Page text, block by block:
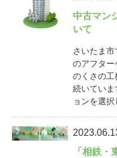
中古マン
いて
さいたま
のアフター
のくさの
続いていま
ョンを選
「相鉄